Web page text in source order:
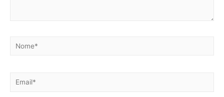
Nome*
Email*